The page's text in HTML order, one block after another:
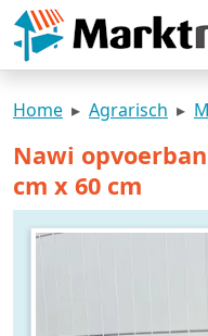
Home Agrarisch
Nawi
cm x 60 cm